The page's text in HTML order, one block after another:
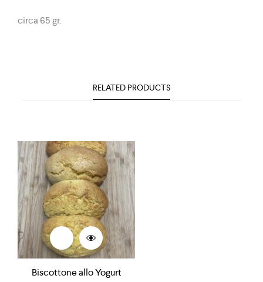
circa 65 gr.
RELATED PRODUCTS
Biscottone allo Yogurt